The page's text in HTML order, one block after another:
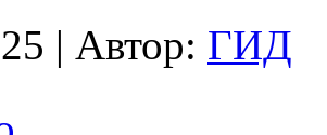
| Автор: ГИД